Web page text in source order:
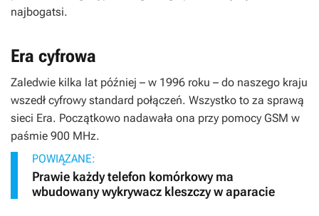
najbogatsi.
Era cyfrowa
Zaledwie kilka lat później – w 1996 roku – do naszego kraju
wszedł cyfrowy standard połączeń. Wszystko to za sprawą
sieci Era. Początkowo nadawała ona przy pomocy GSM w
paśmie 900 MHz.
POWIĄZANE:
Prawie każdy telefon komórkowy ma
wbudowany wykrywacz kleszczy w aparacie